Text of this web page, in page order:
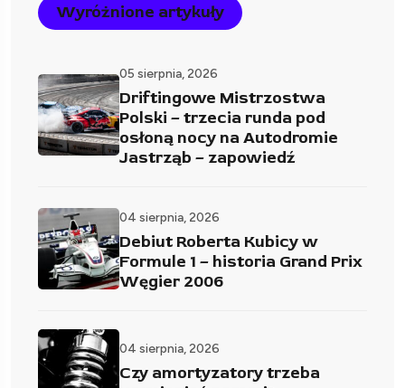
Wyróżnione artykuły
05 sierpnia, 2026
Driftingowe Mistrzostwa
Polski – trzecia runda pod
osłoną nocy na Autodromie
Jastrząb – zapowiedź
04 sierpnia, 2026
Debiut Roberta Kubicy w
Formule 1 – historia Grand Prix
Węgier 2006
04 sierpnia, 2026
Czy amortyzatory trzeba